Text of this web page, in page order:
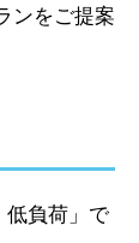
ンをご提案
低負荷」で